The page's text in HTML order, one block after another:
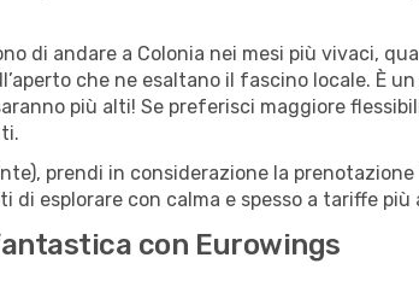
di andare a Colonia nei mesi più vivaci,
che ne esaltano il fascino locale. È
più alti! Se preferisci maggiore
prendi in considerazione la
esplorare con calma e spesso a tariffe più
con Eurowings